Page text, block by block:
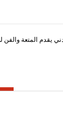
يقدم المتعة